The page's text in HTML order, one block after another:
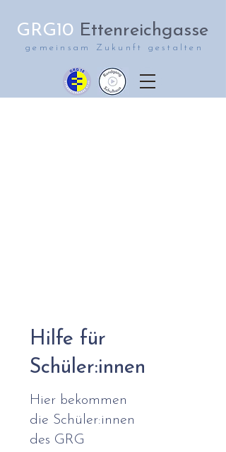
GRG10 Ettenreichgasse
gemeinsam Zukunft gestalten
Hilfe für
Schüler:innen
Hier bekommen
die Schüler:innen
des GRG